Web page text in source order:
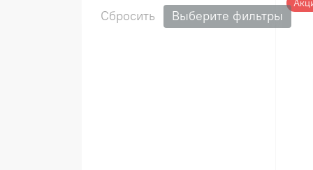
Сбросить Выберите фильтры